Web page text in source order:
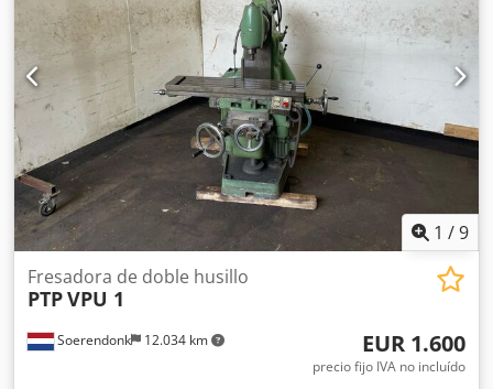
1 /9
Soerendonk 12.034 km
Fresadora de doble husillo
PTPVPU 1
EUR 1.600
precio fijo IVA no incluído